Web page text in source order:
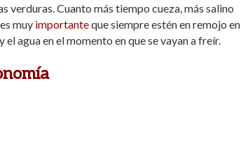
verduras. Cuanto más tiempo cueza, más salino
muy importanteque siempre estén en remojo en
agua en el momento en que se vayan a freír.